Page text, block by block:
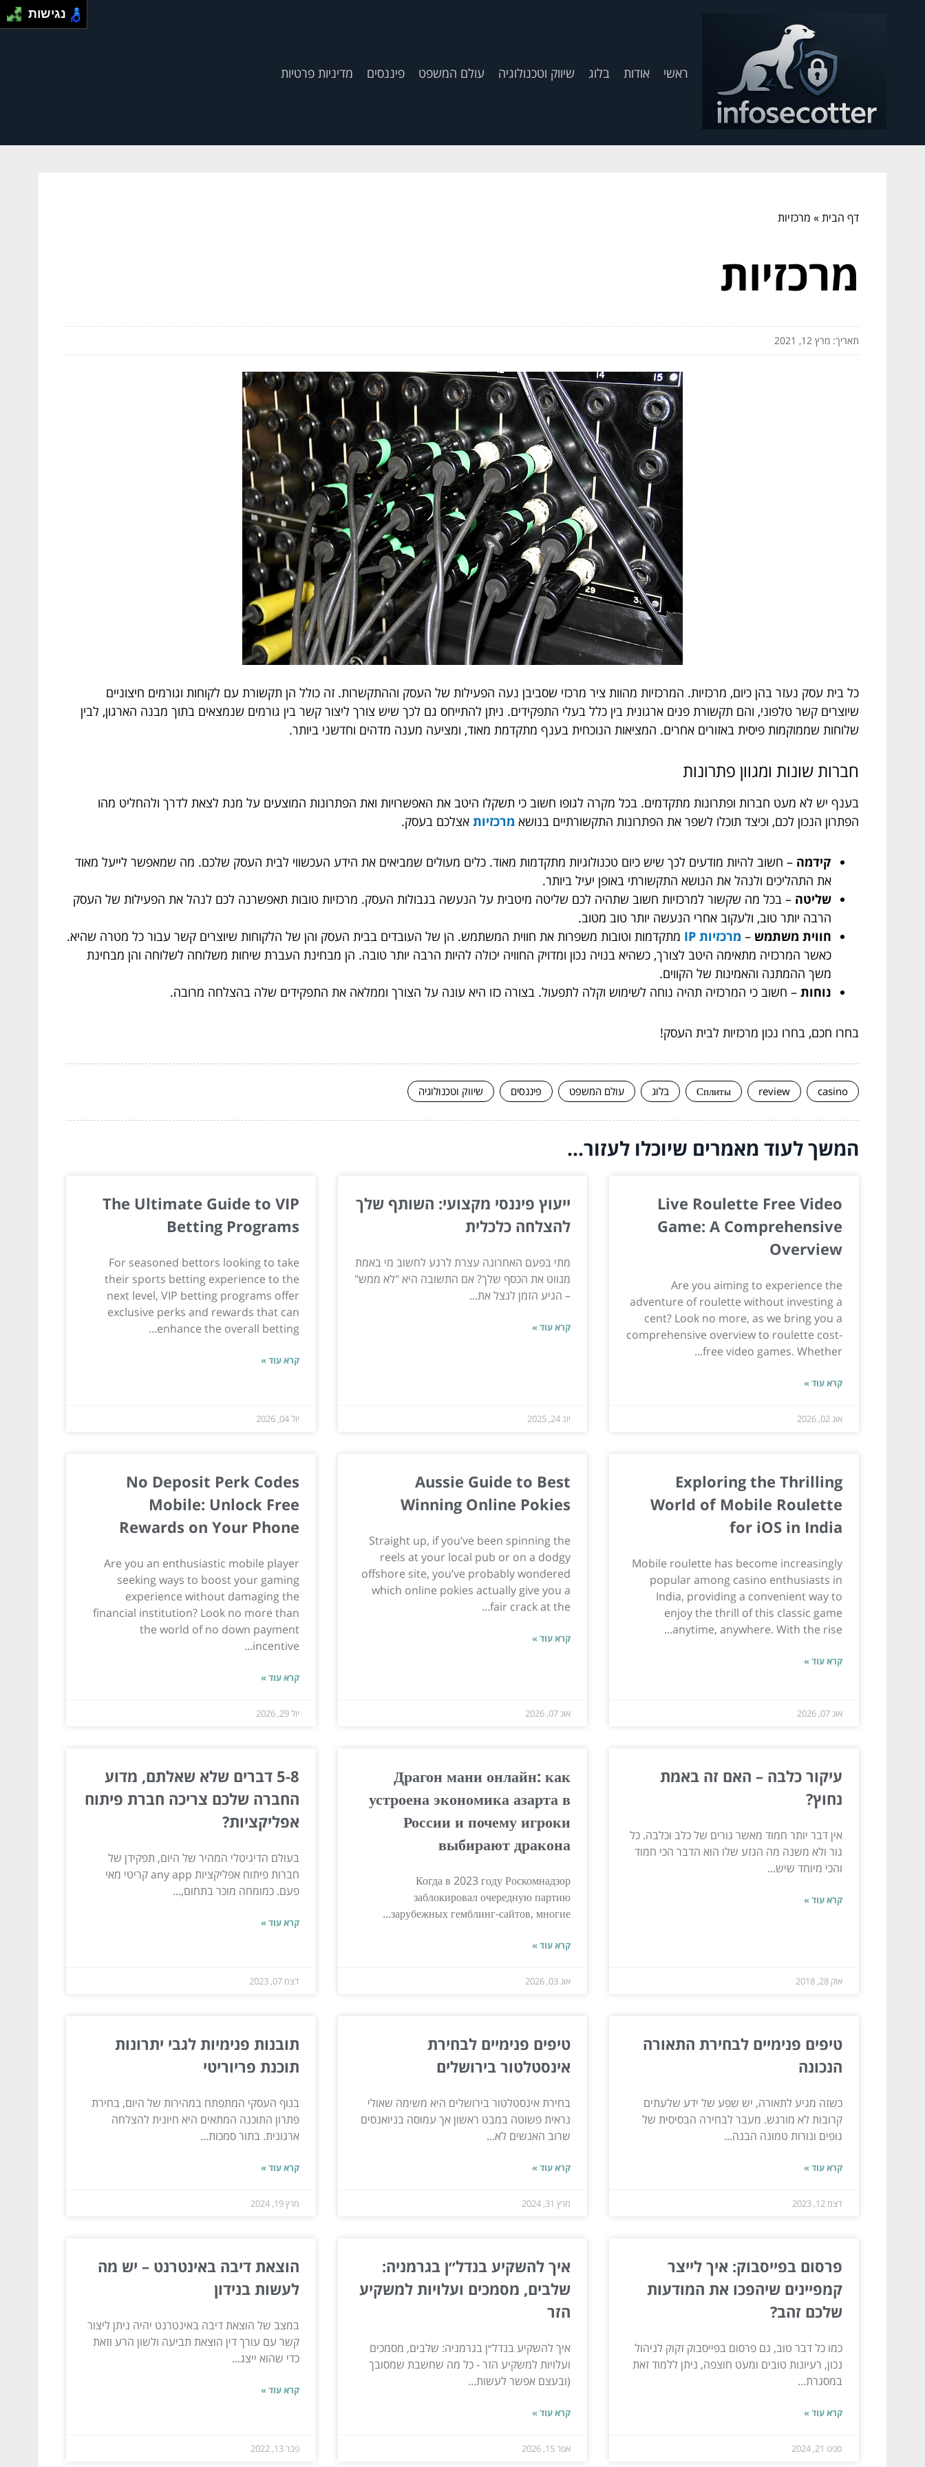
ראשי אודות בלוג שיווק וטכנולוגיה עולם המשפט פיננסים מדיניות פרטיות
דף הבית» מרכזיות
מרכזיות
תאריך: מרץ 12, 2021
כל בית עסק נעזר בהן כיום, מרכזיות. המרכזיות מהוות ציר מרכזי שסביבן נעה הפעילות של העסק וההתקשרות. זה כולל הן תקשורת עם לקוחות וגורמים חיצוניים
שיוצרים קשר טלפוני, והם תקשורת פנים ארגונית בין כלל בעלי התפקידים. ניתן להתייחס גם לכך שיש צורך ליצור קשר בין גורמים שנמצאים בתוך מבנה הארגון, לבין
שלוחות שממוקמות פיסית באזורים אחרים. המציאות הנוכחית בענף מתקדמת מאוד, ומציעה מענה מדהים וחדשני ביותר.
חברות שונות ומגוון פתרונות
בענף יש לא מעט חברות ופתרונות מתקדמים. בכל מקרה לגופו חשוב כי תשקלו היטב את האפשרויות ואת הפתרונות המוצעים על מנת לצאת לדרך ולהחליט מהו
הפתרון הנכון לכם, וכיצד תוכלו לשפר את הפתרונות התקשורתיים בנושא מרכזיות אצלכם בעסק.
קידמה – חשוב להיות מודעים לכך שיש כיום טכנולוגיות מתקדמות מאוד. כלים מעולים שמביאים את הידע העכשווי לבית העסק שלכם. מה שמאפשר לייעל מאוד
את התהליכים ולנהל את הנושא התקשורתי באופן יעיל ביותר.
שליטה – בכל מה שקשור למרכזיות חשוב שתהיה לכם שליטה מיטבית על הנעשה בגבולות העסק. מרכזיות טובות תאפשרנה לכם לנהל את הפעילות של העסק
הרבה יותר טוב, ולעקוב אחרי הנעשה יותר טוב מטוב.
חווית משתמש – מרכזיות IP
מתקדמות וטובות משפרות את חווית המשתמש. הן של העובדים בבית העסק והן של הלקוחות שיוצרים קשר עבור כל מטרה שהיא.
כאשר המרכזיה מתאימה היטב לצורך, כשהיא בנויה נכון ומדויק החוויה יכולה להיות הרבה יותר טובה. הן מבחינת העברת שיחות משלוחה לשלוחה והן מבחינת
משך ההמתנה והאמינות של הקווים.
נוחות – חשוב כי המרכזיה תהיה נוחה לשימוש וקלה לתפעול. בצורה כזו היא עונה על הצורך וממלאה את התפקידים שלה בהצלחה מרובה.
בחרו חכם, בחרו נכון מרכזיות לבית העסק!
casino
review
Сплиты בלוג עולם המשפט פיננסים שיווק וטכנולוגיה
המשך לעוד מאמרים שיוכלו לעזור...
Live Roulette Free Video
Game: A Comprehensive
Overview
Are you aiming to experience the
adventure of roulette without investing a
cent? Look no more, as we bring you a
comprehensive overview to roulette cost-
free video games. Whether...
קרא עוד »
אוג 02, 2026
ייעוץ פיננסי מקצועי: השותף שלך
להצלחה כלכלית
מתי בפעם האחרונה עצרת לרגע לחשוב מי באמת
מנווט את הכסף שלך? אם התשובה היא "לא ממש"
– הגיע הזמן לנצל את...
קרא עוד »
יונ 24, 2025
The Ultimate Guide to VIP
Betting Programs
For seasoned bettors looking to take
their sports betting experience to the
next level, VIP betting programs offer
exclusive perks and rewards that can
enhance the overall betting...
קרא עוד »
יול 04, 2026
Exploring the Thrilling
World of Mobile Roulette
for iOS in India
Mobile roulette has become increasingly
popular among casino enthusiasts in
India, providing a convenient way to
enjoy the thrill of this classic game
anytime, anywhere. With the rise...
קרא עוד »
אוג 07, 2026
Aussie Guide to Best
Winning Online Pokies
Straight up, if you’ve been spinning the
reels at your local pub or on a dodgy
offshore site, you’ve probably wondered
which online pokies actually give you a
fair crack at the...
קרא עוד »
אוג 07, 2026
No Deposit Perk Codes
Mobile: Unlock Free
Rewards on Your Phone
Are you an enthusiastic mobile player
seeking ways to boost your gaming
experience without damaging the
financial institution? Look no more than
the world of no down payment
incentive...
קרא עוד »
יול 29, 2026
עיקור כלבה – האם זה באמת
נחוץ?
אין דבר יותר חמוד מאשר גורים של כלב וכלבה. כל
גור ולא משנה מה הגזע שלו הוא הדבר הכי חמוד
והכי מיוחד שיש...
קרא עוד »
אוק 28, 2018
Драгон мани онлайн: как
устроена экономика азарта в
России и почему игроки
выбирают дракона
Когда в 2023 году Роскомнадзор
заблокировал очередную партию
зарубежных гемблинг-сайтов, многие...
קרא עוד »
אוג 03, 2026
5-8 דברים שלא שאלתם, מדוע
החברה שלכם צריכה חברת פיתוח
אפליקציות?
בעולם הדיגיטלי המהיר של היום, תפקידן של
חברות פיתוח אפליקציות any app קריטי מאי
פעם. כמומחה מוכר בתחום,...
קרא עוד »
דצמ 07, 2023
טיפים פנימיים לבחירת התאורה
הנכונה
כשזה מגיע לתאורה, יש שפע של ידע שלעתים
קרובות לא מורגש. מעבר לבחירה הבסיסית של
גופים ונורות טמונה הבנה...
קרא עוד »
דצמ 12, 2023
טיפים פנימיים לבחירת
אינסטלטור בירושלים
בחירת אינסטלטור בירושלים היא משימה שאולי
נראית פשוטה במבט ראשון אך עמוסה בניואנסים
שרוב האנשים לא...
קרא עוד »
מרץ 31, 2024
תובנות פנימיות לגבי יתרונות
תוכנת פריוריטי
בנוף העסקי המתפתח במהירות של היום, בחירת
פתרון התוכנה המתאים היא חיונית להצלחה
ארגונית. בתור סמכות...
קרא עוד »
מרץ 19, 2024
פרסום בפייסבוק: איך לייצר
קמפיינים שיהפכו את המודעות
שלכם זהב?
כמו כל דבר טוב, גם פרסום בפייסבוק זקוק לניהול
נכון, רעיונות טובים ומעט חוצפה, ניתן ללמוד זאת
במסגרת...
קרא עוד »
ספט 21, 2024
איך להשקיע בנדל״ן בגרמניה:
שלבים, מסמכים ועלויות למשקיע
הזר
איך להשקיע בנדל״ן בגרמניה: שלבים, מסמכים
ועלויות למשקיע הזר - כל מה שחשבת שמסובך
(ובעצם אפשר לעשות...
קרא עוד »
אפר 15, 2026
הוצאת דיבה באינטרנט – יש מה
לעשות בנידון
במצב של הוצאת דיבה באינטרנט יהיה ניתן ליצור
קשר עם עורך דין הוצאת תביעה ולשון הרע וזאת
כדי שהוא ייצג...
קרא עוד »
פבר 13, 2022
נגישות